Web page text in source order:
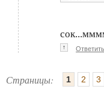
↑ Ответить
Страницы: 1 2 3